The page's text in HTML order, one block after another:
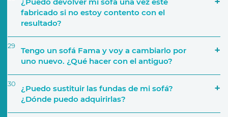
fabricado si no estoy contento con el
resultado?
29
Tengo un sofá Fama y voy a cambiarlo por
uno nuevo. ¿Qué hacer con el antiguo?
30
¿Puedo sustituir las fundas de mi sofá?
¿Dónde puedo adquirirlas?